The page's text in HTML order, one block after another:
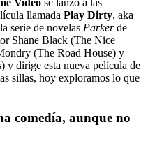
llamada Play Dirty, aka
serie de novelas Parkerde
Shane Black (The Nice
(The Road House) y
dirige esta nueva película de
sillas, hoy exploramos lo que
comedía, aunque no